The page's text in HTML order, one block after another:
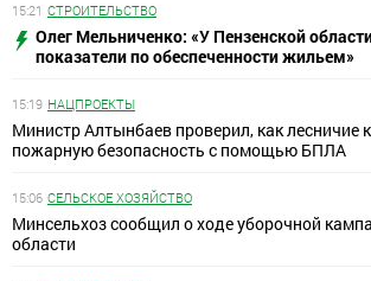
15:21 СТРОИТЕЛЬСТВО
Олег Мельниченко: «У Пензенской
показатели по обеспеченности жильем»
15:19 НАЦПРОЕКТЫ
Министр Алтынбаев проверил, как лесничие
пожарную безопасность с помощью БПЛА
15:06 СЕЛЬСКОЕ ХОЗЯЙСТВО
Минсельхоз сообщил о ходе уборочной
области